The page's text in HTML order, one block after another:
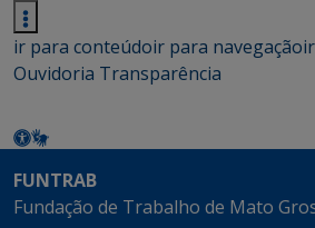
ir para conteúdoir para navegação
Ouvidoria Transparência
FUNTRAB
Fundação de Trabalho de Mato